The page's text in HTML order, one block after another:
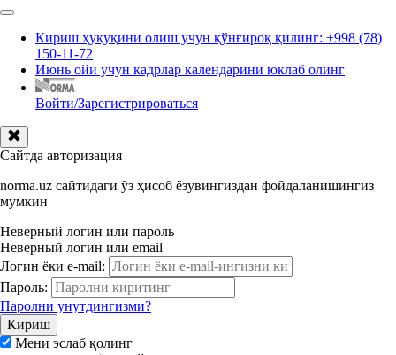
Кириш ҳуқуқини олиш учун қўнғироқ қилинг: +998 (78)
150-11-72
Июнь ойи учун кадрлар календарини юклаб олинг
Войти/Зарегистрироваться
Сайтда авторизация
norma.uz сайтидаги ўз ҳисоб ёзувингиздан фойдаланишингиз
мумкин
Неверный логин или пароль
Неверный логин или email
Логин ёки e-mail:
Пароль:
Паролни унутдингизми?
Мени эслаб қолинг